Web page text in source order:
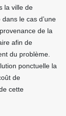
la ville de
le cas d’une
de la
afin de
du problème.
ponctuelle la
de
cette